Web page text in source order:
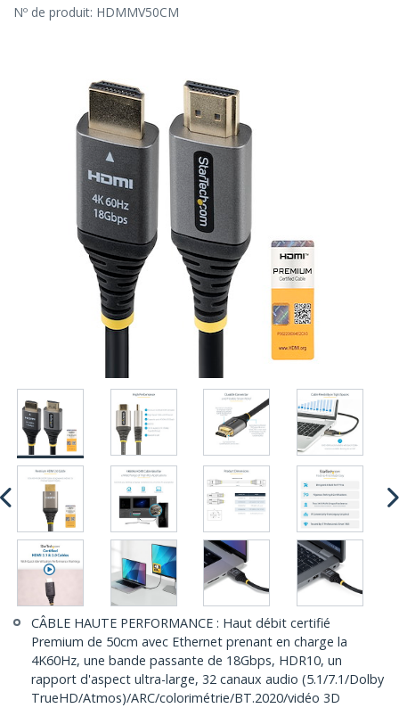
Nº de produit: HDMMV50CM
CÂBLE HAUTE PERFORMANCE : Haut débit certifié
Premium de 50cm avec Ethernet prenant en charge la
4K60Hz, une bande passante de 18Gbps, HDR10, un
rapport d'aspect ultra-large, 32 canaux audio (5.1/7.1/Dolby
TrueHD/Atmos)/ARC/colorimétrie/BT.2020/vidéo 3D